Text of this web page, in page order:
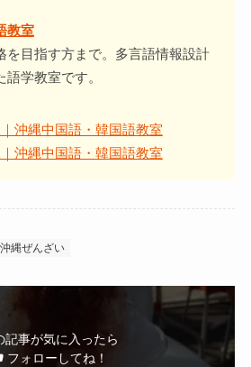
教室
を目指す方まで。多言語情報設計
学教室です。
沖縄中国語・韓国語教室
沖縄中国語・韓国語教室
沖縄ぜんざい
記事が気に入ったら
フォローしてね！